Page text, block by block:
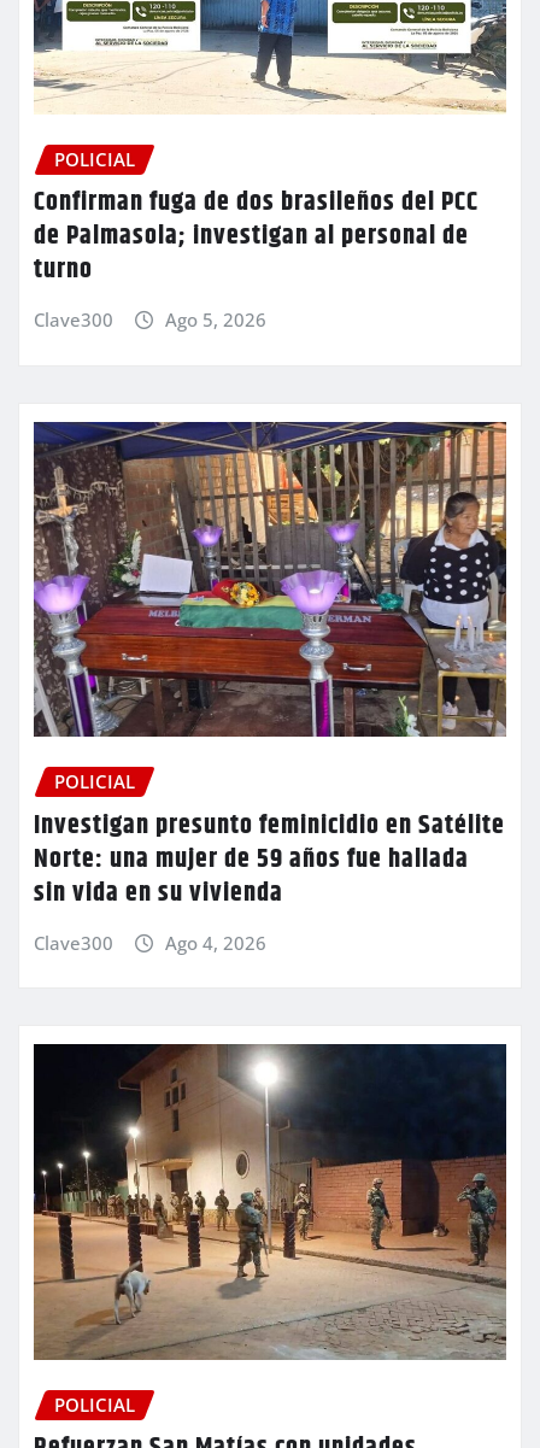
POLICIAL
Confirman fuga de dos brasileños del PCC
de Palmasola; investigan al personal de
turno
Clave300 Ago 5, 2026
POLICIAL
Investigan presunto feminicidio en Satélite
Norte: una mujer de 59 años fue hallada
sin vida en su vivienda
Clave300 Ago 4, 2026
POLICIAL